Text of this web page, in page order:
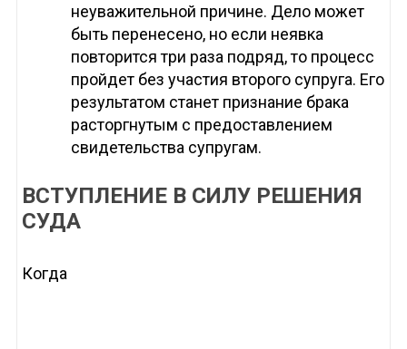
неуважительной причине. Дело может
быть перенесено, но если неявка
повторится три раза подряд, то процесс
пройдет без участия второго супруга. Его
результатом станет признание брака
расторгнутым с предоставлением
свидетельства супругам.
ВСТУПЛЕНИЕ В СИЛУ РЕШЕНИЯ
СУДА
Когда